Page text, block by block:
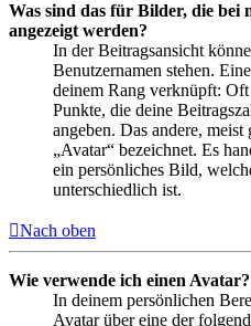
Was sind das für Bilder, die bei
angezeigt werden?
In der Beitragsansicht
Benutzernamen stehen.
deinem Rang verknüpft:
Punkte, die deine
angeben. Das andere,
„Avatar“ bezeichnet. Es
ein persönliches Bild,
unterschiedlich ist.
Nach oben
Wie verwende ich einen Avatar?
In deinem persönlichen
Avatar über eine der